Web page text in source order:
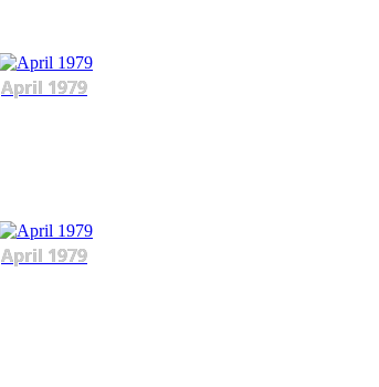
April 1979
April 1979